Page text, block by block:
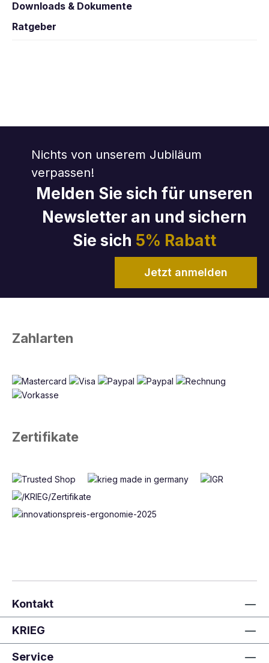
Downloads & Dokumente
Ratgeber
Nichts von unserem Jubiläum
verpassen!
Melden Sie sich für unseren
Newsletter an und sichern
Sie sich 5% Rabatt
Jetzt anmelden
Zahlarten
Zertifikate
Kontakt
KRIEG
Service